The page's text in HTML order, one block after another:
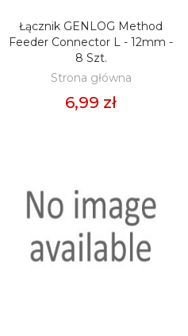
DODAJ DO KOSZYKA
Łącznik GENLOG Method
Feeder Connector L - 12mm -
8 Szt.
Strona główna
6,99 zł